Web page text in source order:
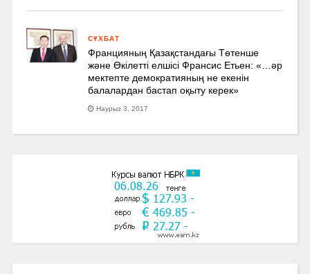
СҰХБАТ
Францияның Қазақстандағы Төтенше
және Өкілетті елшісі Франсис Етьен: «…әр
мектепте демократияның не екенін
балалардан бастап оқыту керек»
Наурыз 3, 2017